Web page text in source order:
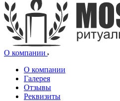
О компании
О компании
Галерея
Отзывы
Реквизиты